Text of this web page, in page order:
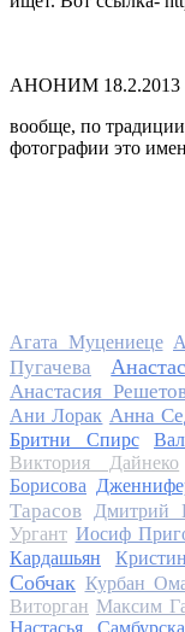
АНОНИМ 18.2.2013
вообще, по
фотографии это
Агата Муцениеце
Пугачева
Анастасия
Ани Лорак Анна
Бритни Спирс
Виктория Дайнеко
Борисова
Тарасов
Дмитрий
Ургант Иосиф
Кардашьян
Собчак Курбан
Виторган Максим